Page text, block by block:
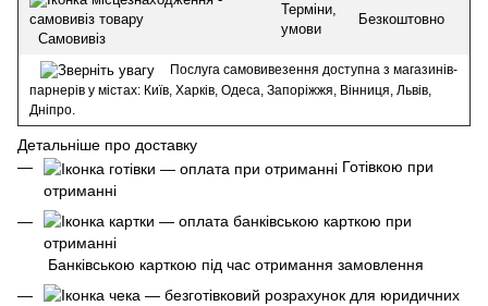
Самовивіз
Терміни,
умови
Безкоштовно
Послуга самовивезення доступна з магазинів-
парнерів у містах: Київ, Харків, Одеса, Запоріжжя, Вінниця, Львів,
Дніпро.
Детальніше про доставку
Готівкою при
отриманні
Банківською карткою під час отримання замовлення